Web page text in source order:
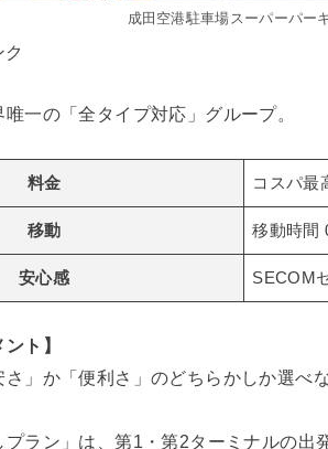
成田空港駐車場スーパーパー
一の「全タイプ対応」グループ。
料金 コスパ最
移動 移動時間
安心感 SECOM
ト】
さ」か「便利さ」のどちらかしか選べ
ラン」は、第1・第2ターミナルの出